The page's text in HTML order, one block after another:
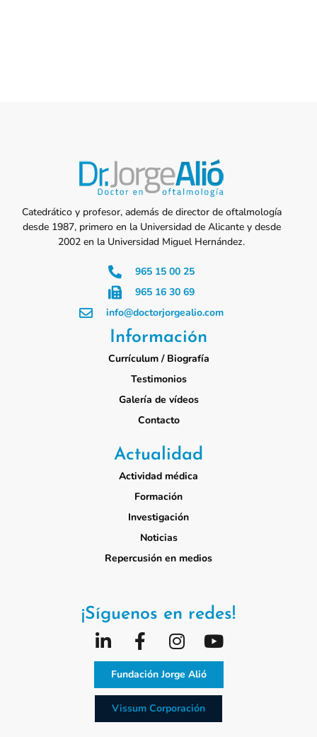
Catedrático y profesor, además de director de oftalmología
desde 1987, primero en la Universidad de Alicante y desde
2002 en la Universidad Miguel Hernández.
965 15 00 25
965 16 30 69
info@doctorjorgealio.com
Información
Currículum / Biografía
Testimonios
Galería de vídeos
Contacto
Actualidad
Actividad médica
Formación
Investigación
Noticias
Repercusión en medios
¡Síguenos en redes!
Fundación Jorge Alió
Vissum Corporación